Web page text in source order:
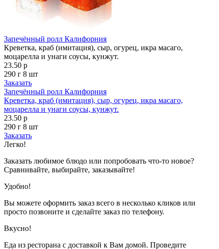
Запечённый ролл Калифорния
Креветка, краб (имитация), сыр, огурец, икра масаго,
моцарелла и унаги соусы, кунжут.
23.50 р
290 г 8 шт
Заказать
Запечённый ролл Калифорния
Креветка, краб (имитация), сыр, огурец, икра масаго,
моцарелла и унаги соусы, кунжут.
23.50 р
290 г 8 шт
Заказать
Легко!
Заказать любимое блюдо или попробовать что-то новое?
Сравнивайте, выбирайте, заказывайте!
Удобно!
Вы можете оформить заказ всего в несколько кликов или
просто позвоните и сделайте заказ по телефону.
Вкусно!
Еда из ресторана с доставкой к Вам домой. Проведите